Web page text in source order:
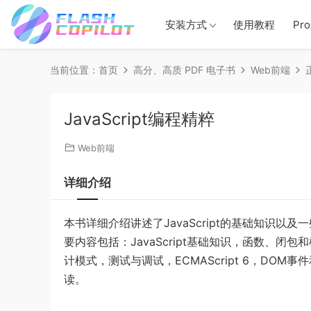
安装方式 使用教程
当前位置： 首页 高分、高质 PDF 电子书 Web前端
JavaScript编程精粹
Web前端
详细介绍
本书详细介绍讲述了JavaScript的基础知识以及
要内容包括：JavaScript基础知识，函数、闭包
计模式，测试与调试，ECMAScript 6，DOM事
读。